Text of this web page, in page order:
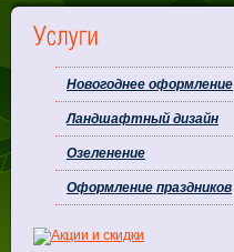
Новогоднее оформление
Ландшафтный дизайн
Озеленение
Оформление праздников